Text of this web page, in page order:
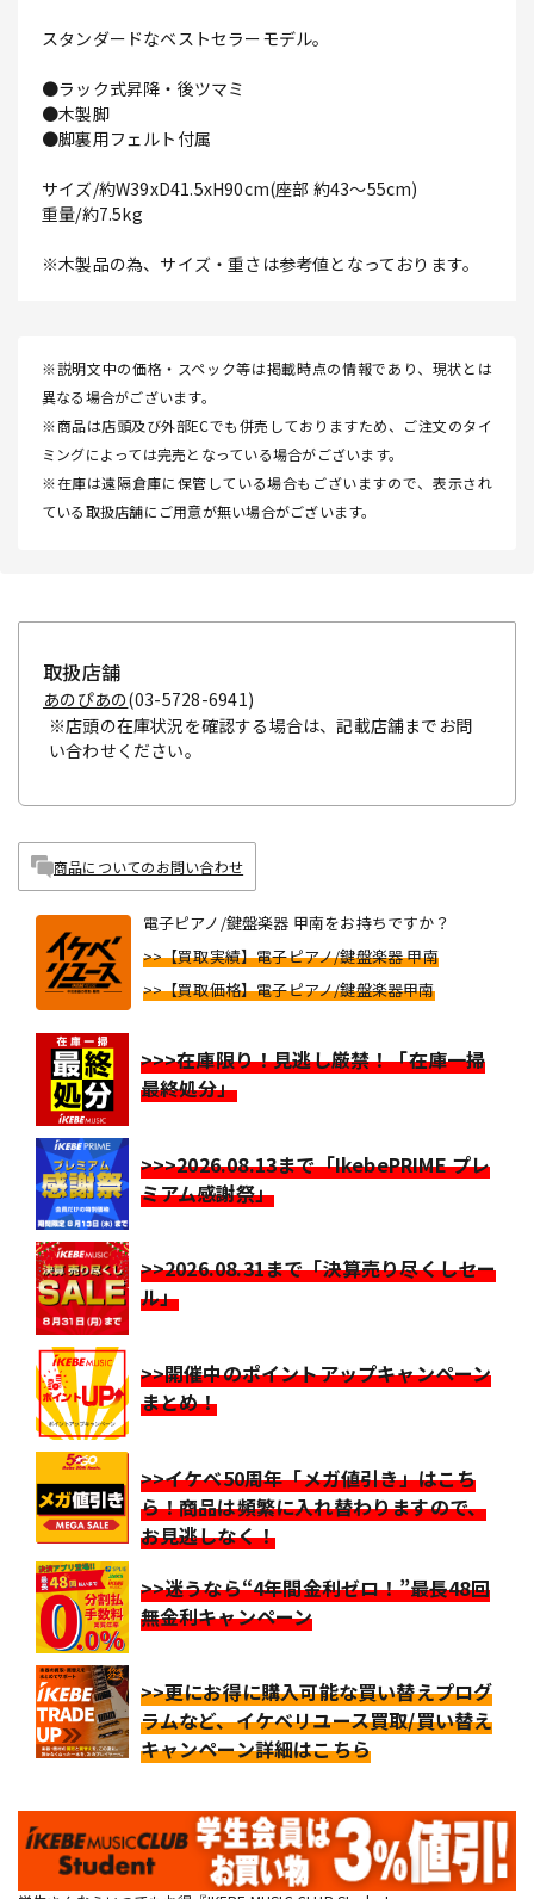
スタンダードなベストセラーモデル。
●ラック式昇降・後ツマミ
●木製脚
●脚裏用フェルト付属
サイズ/約W39xD41.5xH90cm(座部 約43～55cm)
重量/約7.5kg
※木製品の為、サイズ・重さは参考値となっております。
※説明文中の価格・スペック等は掲載時点の情報であり、現状とは
異なる場合がございます。
※商品は店頭及び外部ECでも併売しておりますため、ご注文のタイ
ミングによっては完売となっている場合がございます。
※在庫は遠隔倉庫に保管している場合もございますので、表示され
ている取扱店舗にご用意が無い場合がございます。
取扱店舗
あのぴあの(03-5728-6941)
※店頭の在庫状況を確認する場合は、記載店舗までお問
い合わせください。
商品についてのお問い合わせ
電子ピアノ/鍵盤楽器 甲南をお持ちですか？
>>【買取実績】電子ピアノ/鍵盤楽器 甲南
>>【買取価格】電子ピアノ/鍵盤楽器甲南
>>>在庫限り！見逃し厳禁！「在庫一掃
最終処分」
>>>2026.08.13まで「IkebePRIME プレ
ミアム感謝祭」
>>2026.08.31まで「決算売り尽くしセー
ル」
>>開催中のポイントアップキャンペーン
まとめ！
>>イケベ50周年「メガ値引き」はこち
ら！商品は頻繁に入れ替わりますので、
お見逃しなく！
>>迷うなら“4年間金利ゼロ！”最長48回
無金利キャンペーン
>>更にお得に購入可能な買い替えプログ
ラムなど、イケベリユース買取/買い替え
キャンペーン詳細はこちら